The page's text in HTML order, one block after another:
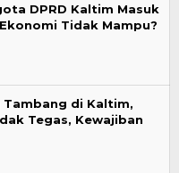
DPRD Kaltim Masuk
Tidak Mampu?
Tambang di Kaltim,
Tegas, Kewajiban